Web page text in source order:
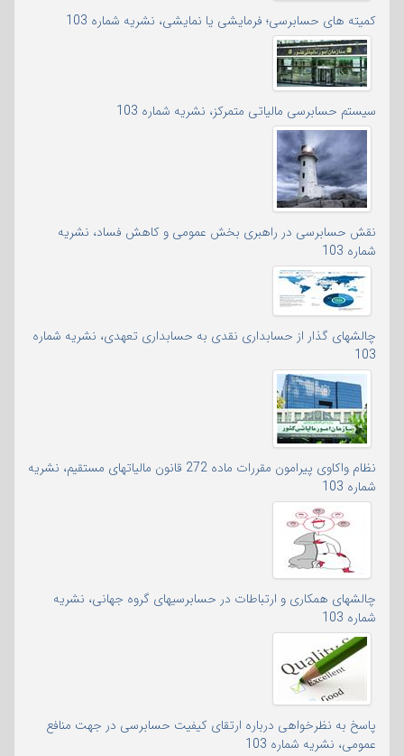
کمیته های حسابرسی؛ فرمایشی یا نمایشی، نشریه شماره 103
سیستم حسابرسی مالیاتی متمرکز، نشریه شماره 103
نقش حسابرسی در راهبری بخش عمومی و کاهش فساد، نشریه
شماره 103
چالشهای گذار از حسابداری نقدی به حسابداری تعهدی، نشریه شماره
103
نظام واکاوی پیرامون مقررات ماده 272 قانون مالیاتهای مستقیم، نشریه
شماره 103
چالشهای همکاری و ارتباطات در حسابرسیهای گروه جهانی، نشریه
شماره 103
پاسخ به نظرخواهی درباره ارتقای کیفیت حسابرسی در جهت منافع
عمومی، نشریه شماره 103